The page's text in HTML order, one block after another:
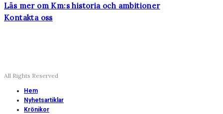
Läs mer om Km:s historia och ambitioner
Kontakta oss
All Rights Reserved
Hem
Nyhetsartiklar
Krönikor